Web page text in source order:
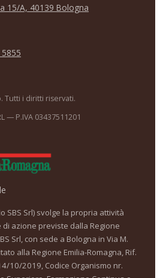
15/A, 40139 Bologna
Tutti i diritti riservati.
— P.IVA 03437511201
SBS Srl) svolge la propria attività
azione previste dalla Regione
Srl, con sede a Bologna in Via M.
alla Regione Emilia-Romagna, Rif.
10/2019, Codice Organismo nr.